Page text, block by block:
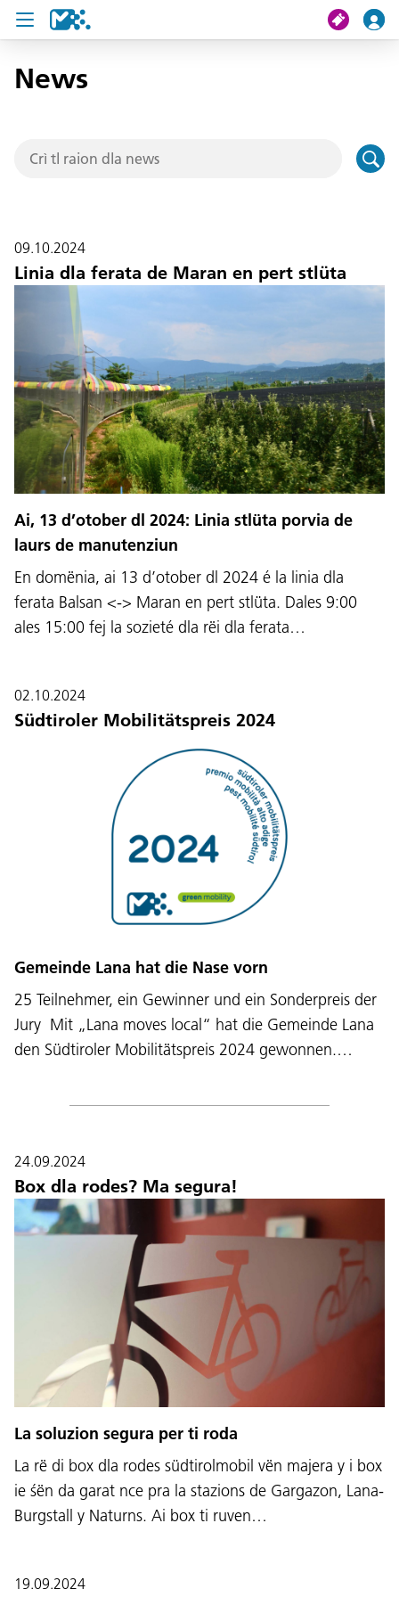
Crissa
News
Servisc y cuntat
News
09.10.2024
Linia dla ferata de Maran en pert stlüta
Ai, 13 d’otober dl 2024: Linia stlüta porvia de
laurs de manutenziun
En domënia, ai 13 d’otober dl 2024 é la linia dla
ferata Balsan <-> Maran en pert stlüta. Dales 9:00
ales 15:00 fej la sozieté dla rëi dla ferata…
02.10.2024
Südtiroler Mobilitätspreis 2024
Gemeinde Lana hat die Nase vorn
25 Teilnehmer, ein Gewinner und ein Sonderpreis der
Jury Mit „Lana moves local“ hat die Gemeinde Lana
den Südtiroler Mobilitätspreis 2024 gewonnen.…
24.09.2024
Box dla rodes? Ma segura!
La soluzion segura per ti roda
La rë di box dla rodes südtirolmobil vën majera y i box
ie śën da garat nce pra la stazions de Gargazon, Lana-
Burgstall y Naturns. Ai box ti ruven…
19.09.2024